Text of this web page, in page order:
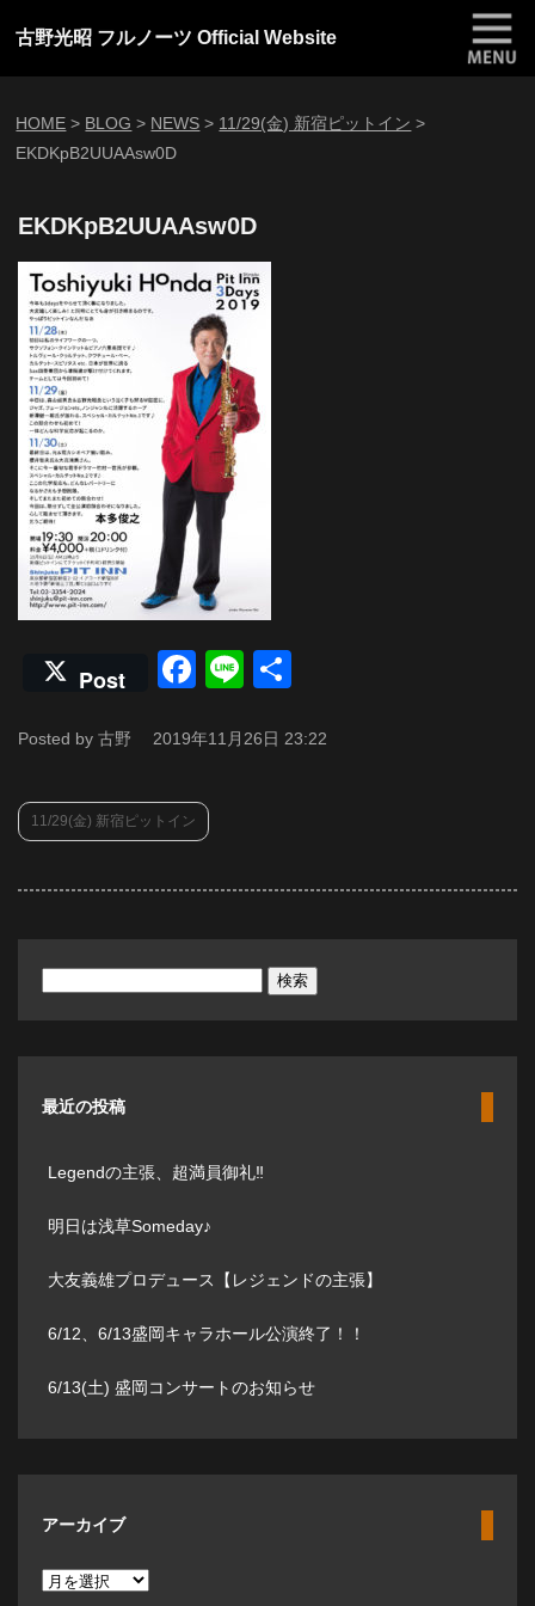
古野光昭 フルノーツ Official Website
HOME > BLOG > NEWS > 11/29(金) 新宿ピットイン >
EKDKpB2UUAAsw0D
EKDKpB2UUAAsw0D
Post Facebook
Line
Posted by 古野 2019年11月26日 23:22
11/29(金) 新宿ピットイン
最近の投稿
Legendの主張、超満員御礼‼️
明日は浅草Someday♪
大友義雄プロデュース【レジェンドの主張】
6/12、6/13盛岡キャラホール公演終了！！
6/13(土) 盛岡コンサートのお知らせ
アーカイブ
ア